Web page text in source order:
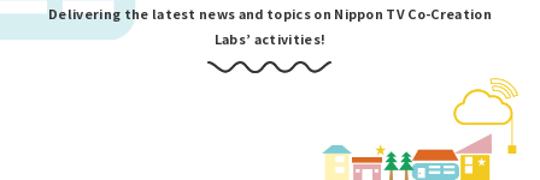
Delivering the latest news and topics on Nippon TV Co-Creation
Labs’ activities!